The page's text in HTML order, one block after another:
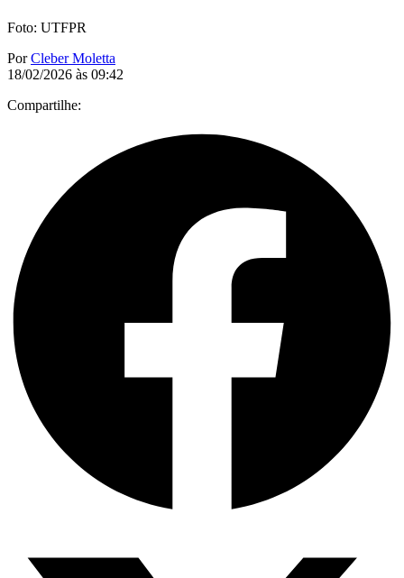
Foto: UTFPR
PorCleber Moletta
18/02/2026 às 09:42
Compartilhe: